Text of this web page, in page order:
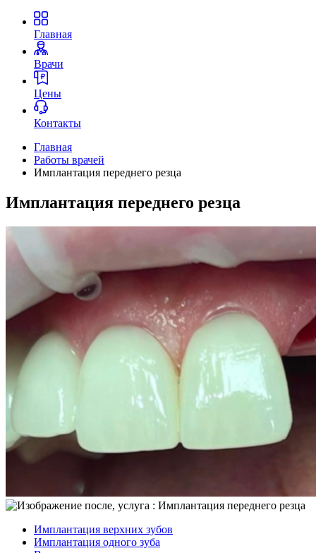
Главная
Врачи
Цены
Контакты
Главная
Работы врачей
Имплантация переднего резца
Имплантация переднего резца
Имплантация верхних зубов
Имплантация одного зуба